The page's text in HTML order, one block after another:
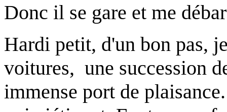
Donc il se gare et me
Hardi petit, d'un bon pas,
voitures, une succession
immense port de